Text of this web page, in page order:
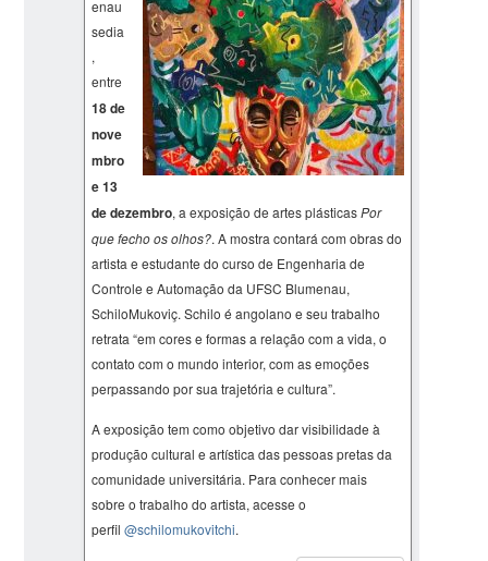
enau
sedia
,
entre
18 de
nove
mbro
e 13
de dezembro, a exposição de artes plásticasPor
que fecho os olhos?. A mostra contará com obras do
artista e estudante do curso de Engenharia de
Controle e Automação da UFSC Blumenau,
SchiloMukoviç. Schilo é angolano e seu trabalho
retrata “em cores e formas a relação com a vida, o
contato com o mundo interior, com as emoções
perpassando por sua trajetória e cultura”.
A exposição tem como objetivo dar visibilidade à
produção cultural e artística das pessoas pretas da
comunidade universitária. Para conhecer mais
sobre o trabalho do artista, acesse o
perfil@schilomukovitchi.